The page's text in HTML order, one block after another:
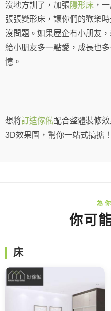
沒地方訓了，加張隱形床 ，
張張變形床，讓你們的歡樂
沒問題。如果屋企有小朋友
給小朋友多一點愛，成長也
憶。
想將訂造傢俬配合整體裝修
3D效果圖，幫你一站式搞掂！
你可
床